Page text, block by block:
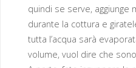
quindi se serve, aggiunge
durante la cottura e
tutta l’acqua sarà
volume, vuol dire che